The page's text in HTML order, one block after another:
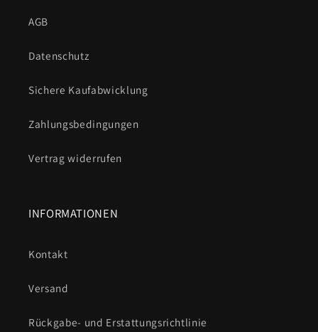
AGB
Datenschutz
Sichere Kaufabwicklung
Zahlungsbedingungen
Vertrag widerrufen
INFORMATIONEN
Kontakt
Versand
Rückgabe- und Erstattungsrichtlinie